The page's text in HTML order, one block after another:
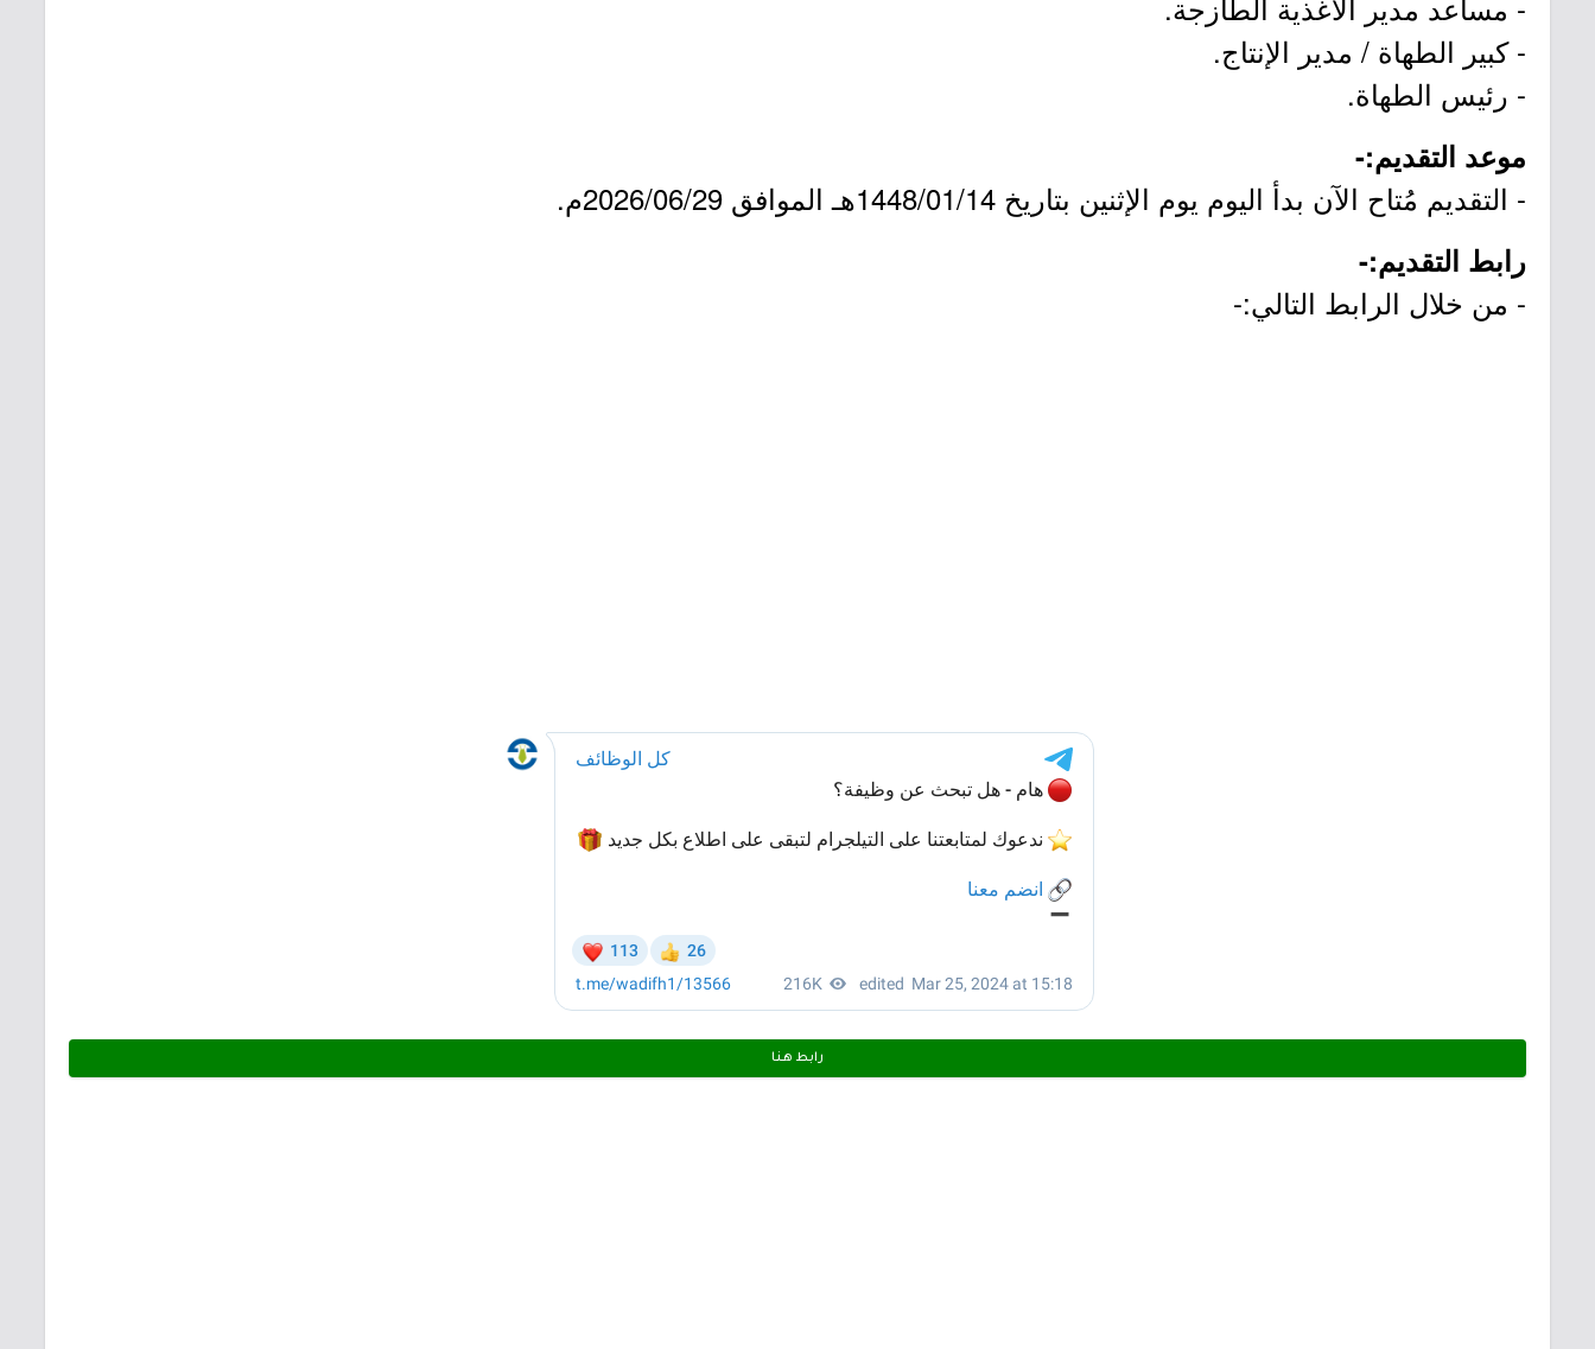
- كبير الطهاة / مدير الإنتاج.
- رئيس الطهاة.
موعد التقديم:-
- التقديم مُتاح الآن بدأ اليوم يوم الإثنين بتاريخ 1448/01/14هـ الموافق 2026/06/29م.
رابط التقديم:-
- من خلال الرابط التالي:-
رابط هـنـا